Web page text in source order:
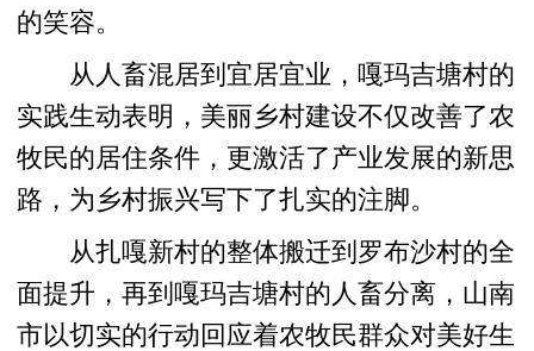
的笑容。
从人畜混居到宜居宜业，嘎玛吉塘村的
实践生动表明，美丽乡村建设不仅改善了农
牧民的居住条件，更激活了产业发展的新思
路，为乡村振兴写下了扎实的注脚。
从扎嘎新村的整体搬迁到罗布沙村的全
面提升，再到嘎玛吉塘村的人畜分离，山南
市以切实的行动回应着农牧民群众对美好生